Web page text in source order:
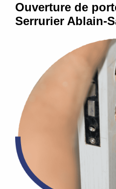
Ouverture de
Serrurier Ablain-